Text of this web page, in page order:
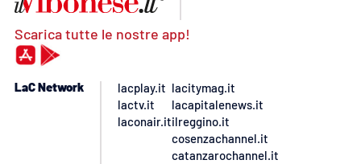
Scarica tutte le nostre app!
LaC Network
lacplay.it
lactv.it
laconair.it
lacitymag.it
lacapitalenews.it
ilreggino.it
cosenzachannel.it
catanzarochannel.it